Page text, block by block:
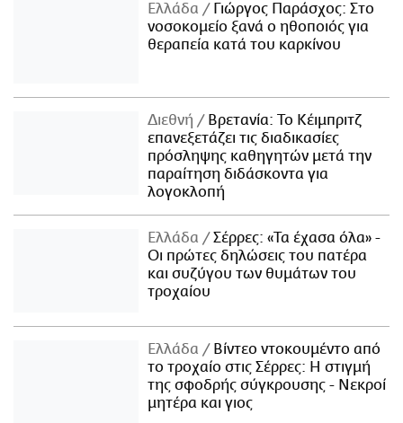
Ελλάδα
Γιώργος Παράσχος: Στο
νοσοκομείο ξανά ο ηθοποιός για
θεραπεία κατά του καρκίνου
Διεθνή
Βρετανία: Το Κέιμπριτζ
επανεξετάζει τις διαδικασίες
πρόσληψης καθηγητών μετά την
παραίτηση διδάσκοντα για
λογοκλοπή
Ελλάδα
Σέρρες: «Τα έχασα όλα» -
Οι πρώτες δηλώσεις του πατέρα
και συζύγου των θυμάτων του
τροχαίου
Ελλάδα
Βίντεο ντοκουμέντο από
το τροχαίο στις Σέρρες: Η στιγμή
της σφοδρής σύγκρουσης - Νεκροί
μητέρα και γιος